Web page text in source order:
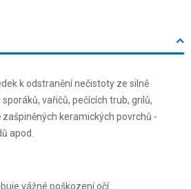
k odstranění nečistoty ze silně
vařičů, pečících trub, grilů,
zašpiněných keramických povrchů -
apod.
vážné poškození očí.